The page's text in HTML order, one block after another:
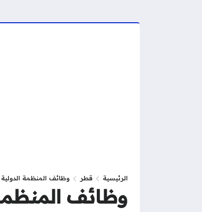
الرئيسية قطر وظائف المنظمة الدولية للهجرة في